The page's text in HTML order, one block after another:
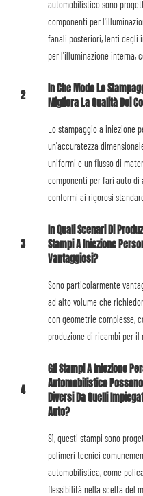
automobilistico sono
componenti per
fanali posteriori, lenti degli
per l'illuminazione interna,
2
In Che Modo Lo
Migliora La Qualità Dei
Lo stampaggio a iniezione
un'accuratezza
uniformi e un flusso di
componenti per fari auto
conformi ai rigorosi
3
In Quali Scenari Di
Stampi A Iniezione
Vantaggiosi?
Sono particolarmente
ad alto volume che
con geometrie complesse,
produzione di ricambi per
4
Gli Stampi A Iniezione
Automobilistico
Diversi Da Quelli
Auto?
Sì, questi stampi sono
polimeri tecnici
automobilistica, come
flessibilità nella scelta del